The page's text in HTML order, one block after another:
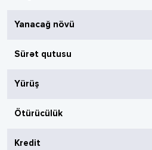
Yanacağ növü
Sürət qutusu
Yürüş
Ötürücülük
Kredit